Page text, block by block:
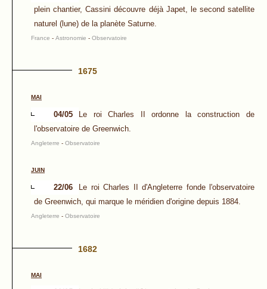
plein chantier, Cassini découvre déjà Japet, le second satellite
naturel (lune) de la planète Saturne.
France - Astronomie - Observatoire
1675
MAI
04/05
Le roi Charles II ordonne la construction de
l'observatoire de Greenwich.
Angleterre - Observatoire
JUIN
22/06
Le roi Charles II d'Angleterre fonde l'observatoire
de Greenwich, qui marque le méridien d'origine depuis 1884.
Angleterre - Observatoire
1682
MAI